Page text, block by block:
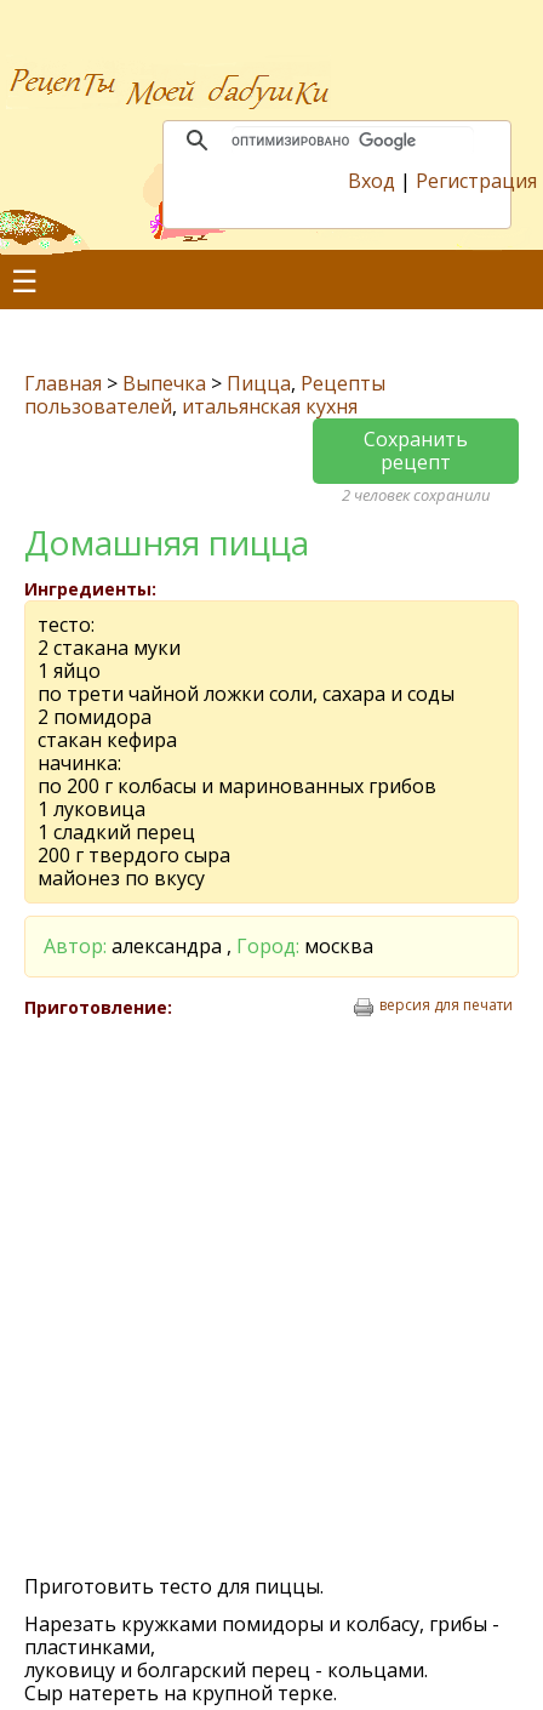
Вход | Регистрация
☰
Главная > Выпечка > Пицца, Рецепты
пользователей, итальянская кухня
Сохранить
рецепт
2 человек сохранили
Домашняя пицца
Ингредиенты:
тесто:
2 стакана муки
1 яйцо
по трети чайной ложки соли, сахара и соды
2 помидора
стакан кефира
начинка:
по 200 г колбасы и маринованных грибов
1 луковица
1 сладкий перец
200 г твердого сыра
майонез по вкусу
Автор: александра , Город: москва
Приготовление: версия для печати
Приготовить тесто для пиццы.
Нарезать кружками помидоры и колбасу, грибы -
пластинками,
луковицу и болгарский перец - кольцами.
Сыр натереть на крупной терке.